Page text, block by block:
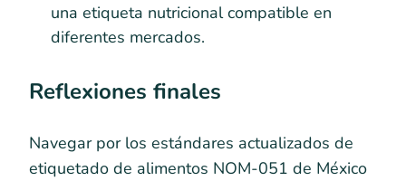
una etiqueta nutricional compatible en
diferentes mercados.
Reflexiones finales
Navegar por los estándares actualizados de
etiquetado de alimentos NOM-051 de México